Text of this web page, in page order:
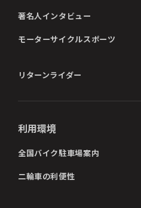
著名人インタビュー
モーターサイクルスポーツ
リターンライダー
利用環境
全国バイク駐車場案内
二輪車の利便性